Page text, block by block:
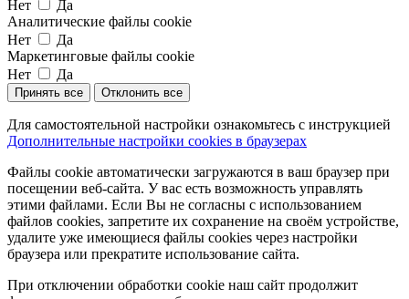
Нет
Да
Аналитические файлы cookie
Нет
Да
Маркетинговые файлы cookie
Нет
Да
Принять все Отклонить все
Для самостоятельной настройки ознакомьтесь с инструкцией
Дополнительные настройки cookies в браузерах
Файлы cookie автоматически загружаются в ваш браузер при
посещении веб-сайта. У вас есть возможность управлять
этими файлами. Если Вы не согласны с использованием
файлов cookies, запретите их сохранение на своём устройстве,
удалите уже имеющиеся файлы cookies через настройки
браузера или прекратите использование сайта.
При отключении обработки cookie наш сайт продолжит